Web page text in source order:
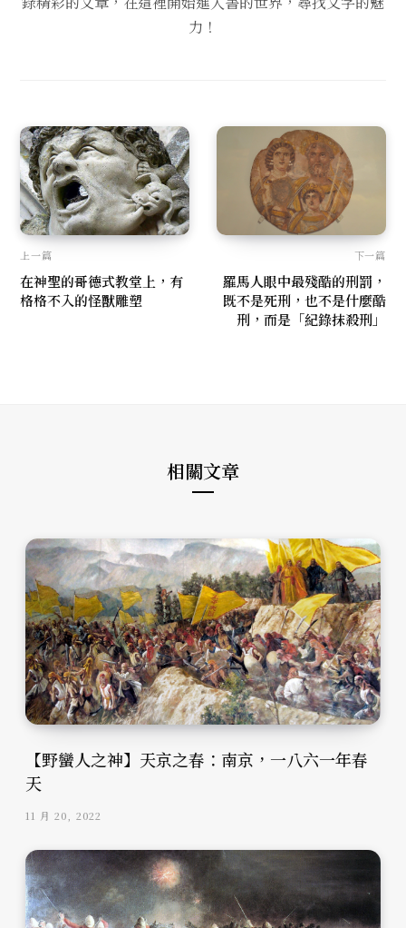
力！
上一篇
在神聖的哥德式教堂上，有
格格不入的怪獸雕塑
下一篇
羅馬人眼中最殘酷的刑罰，
既不是死刑，也不是什麼酷
刑，而是「紀錄抹殺刑」
相關文章
【野蠻人之神】天京之春：南京，一八六一年春
天
11 月 20, 2022